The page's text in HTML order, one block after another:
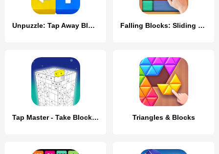
Unpuzzle: Tap Away Blocks Game Falling Blocks: Sliding Puzzle
Tap Master - Take Blocks Away Triangles & Blocks